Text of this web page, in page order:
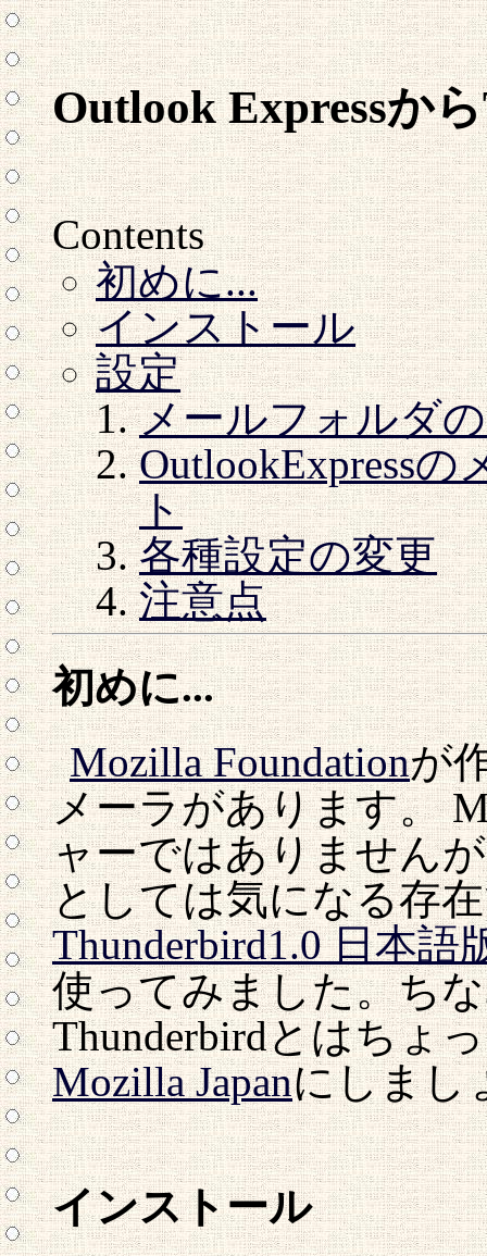
Outlook Expressか
Contents
初めに...
インストール
設定
メールフォルダ
OutlookExpress
ト
各種設定の変更
注意点
初めに...
Mozilla Foundationが
メーラがあります。
ャーではありません
としては気になる存
Thunderbird1.0 日本語
使ってみました。ち
Thunderbirdとはちょ
Mozilla Japanにしまし
インストール